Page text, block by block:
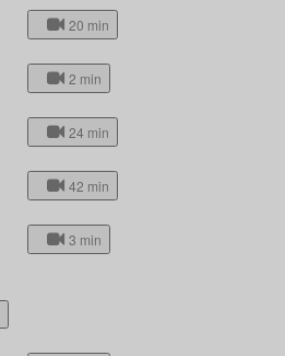
20 min
2 min
24 min
42 min
3 min